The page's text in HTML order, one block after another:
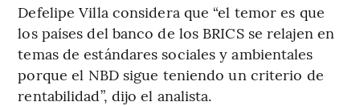
Defelipe Villa considera que “el temor es que
los países del banco de los BRICS se relajen en
temas de estándares sociales y ambientales
porque el NBD sigue teniendo un criterio de
rentabilidad”, dijo el analista.